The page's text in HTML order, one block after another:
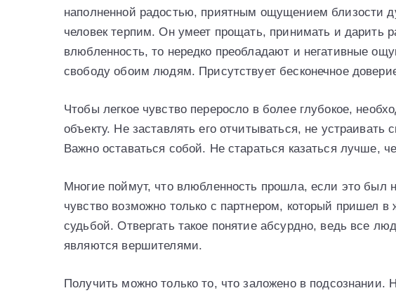
наполненной радостью, приятным ощущением близости
человек терпим. Он умеет прощать, принимать и дарить
влюбленность, то нередко преобладают и негативные
свободу обоим людям. Присутствует бесконечное
Чтобы легкое чувство переросло в более глубокое,
объекту. Не заставлять его отчитываться, не устраивать
Важно оставаться собой. Не стараться казаться лучше,
Многие поймут, что влюбленность прошла, если это был
чувство возможно только с партнером, который пришел
судьбой. Отвергать такое понятие абсурдно, ведь все
являются вершителями.
Получить можно только то, что заложено в